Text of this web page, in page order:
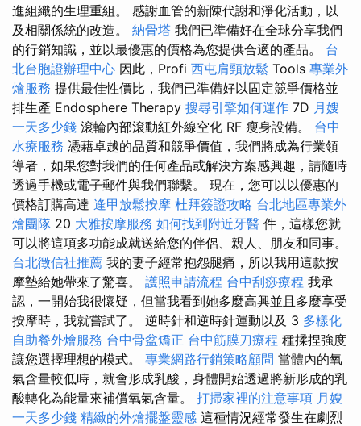
進組織的生理重組。 感謝血管的新陳代謝和淨化活動，以
及相關係統的改造。 納骨塔 我們已準備好在全球分享我們
的行銷知識，並以最優惠的價格為您提供合適的產品。 台
北台胞證辦理中心 因此，Profi 西屯肩頸放鬆 Tools 專業外
燴服務 提供最佳性價比，我們已準備好以固定競爭價格並
排生產 Endosphere Therapy 搜尋引擎如何運作 7D 月嫂
一天多少錢 滾輪內部滾動紅外線空化 RF 瘦身設備。 台中
水療服務 憑藉卓越的品質和競爭價值，我們將成為行業領
導者，如果您對我們的任何產品或解決方案感興趣，請隨時
透過手機或電子郵件與我們聯繫。 現在，您可以以優惠的
價格訂購高達 逢甲放鬆按摩 杜拜簽證攻略 台北地區專業外
燴團隊 20 大雅按摩服務 如何找到附近牙醫 件，這樣您就
可以將這項多功能成就送給您的伴侶、親人、朋友和同事。
台北徵信社推薦 我的妻子經常抱怨腿痛，所以我用這款按
摩墊給她帶來了驚喜。 護照申請流程 台中刮痧療程 我承
認，一開始我很懷疑，但當我看到她多麼高興並且多麼享受
按摩時，我就嘗試了。 逆時針和逆時針運動以及 3 多樣化
自助餐外燴服務 台中骨盆矯正 台中筋膜刀療程 種揉捏強度
讓您選擇理想的模式。 專業網路行銷策略顧問 當體內的氧
氣含量較低時，就會形成乳酸，身體開始透過將新形成的乳
酸轉化為能量來補償氧氣含量。 打掃家裡的注意事項 月嫂
一天多少錢 精緻的外燴擺盤靈感 這種情況經常發生在劇烈